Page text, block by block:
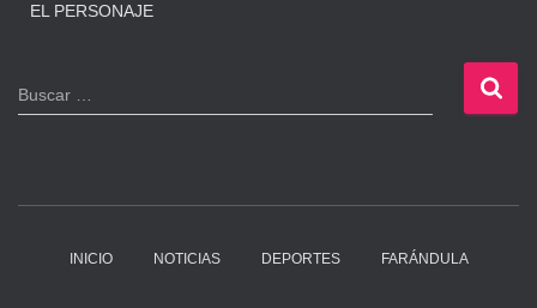
EL PERSONAJE
B
u
Buscar …
INICIO NOTICIAS DEPORTES FARÁNDULA